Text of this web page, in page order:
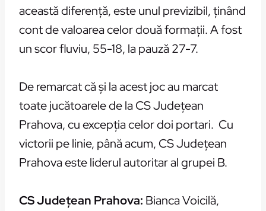
această diferenţă, este unul previzibil, ţinând
cont de valoarea celor două formaţii. A fost
un scor fluviu, 55-18, la pauză 27-7.
De remarcat că şi la acest joc au marcat
toate jucătoarele de la CS Judeţean
Prahova, cu excepţia celor doi portari. Cu
victorii pe linie, până acum, CS Judeţean
Prahova este liderul autoritar al grupei B.
CS Judeţean Prahova: Bianca Voicilă,